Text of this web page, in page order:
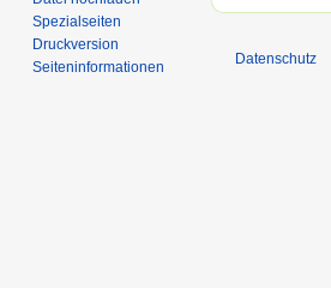
Spezialseiten
Druckversion
Seiten­informationen
Datenschutz